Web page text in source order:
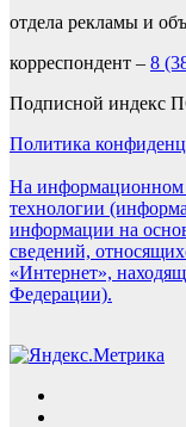
отдела рекламы и
корреспондент – 8
Подписной индекс
Политика
На информационном
технологии
информации на
сведений,
«Интернет»,
Федерации).